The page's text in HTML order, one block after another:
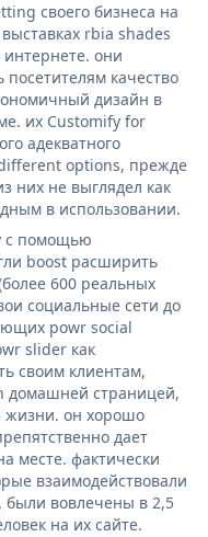
своего бизнеса на
rbia shades
интернете. они
качество
дизайн в
их Customify for
адекватного
options, прежде
них не выглядел как
в использовании.
с помощью
boost расширить
600 реальных
социальные сети до
powr social
slider как
своим клиентам,
домашней страницей,
жизни. он хорошо
дает
месте. фактически
взаимодействовали
были вовлечены в 2,5
на их сайте.